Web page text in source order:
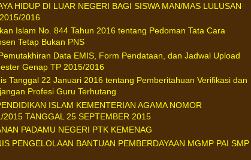
HIDUP DI LUAR NEGERI BAGI SISWA MAN/MAS LULUSAN
2016
Islam No. 844 Tahun 2016 tentang Pedoman Tata Cara
Tetap Bukan PNS
Data EMIS, Form Pendataan, dan Jadwal Upload
Genap TP 2015/2016
Tanggal 22 Januari 2016 tentang Pemberitahuan Verifikasi dan
Profesi Guru Terhutang
ISLAM KEMENTERIAN AGAMA NOMOR
2015 TANGGAL 25 SEPTEMBER 2015
PADAMU NEGERI PTK KEMENAG
PENGELOLAAN BANTUAN PEMBERDAYAAN MGMP PAI SMP